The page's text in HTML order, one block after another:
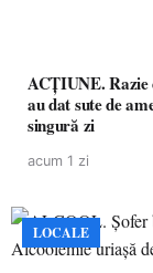
ACȚIUNE.
au dat sute de
singură zi
acum 1 zi
LOCALE